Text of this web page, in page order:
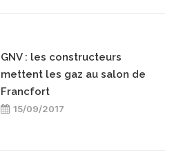
GNV : les constructeurs
mettent les gaz au salon de
Francfort
15/09/2017